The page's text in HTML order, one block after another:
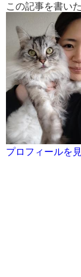
この記事を書い
プロフィールを